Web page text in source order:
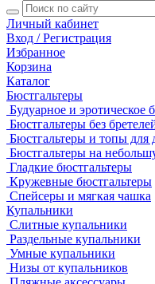
Личный кабинет
Вход / Регистрация
Избранное
Корзина
Каталог
Бюстгальтеры
Будуарное и эротическое
Бюстгальтеры без
Бюстгальтеры и топы для
Бюстгальтеры на
Гладкие бюстгальтеры
Кружевные бюстгальтеры
Спейсеры и мягкая чашка
Купальники
Слитные купальники
Раздельные купальники
Умные купальники
Низы от купальников